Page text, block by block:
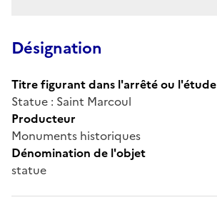
Désignation
Titre figurant dans l'arrêté ou l'étude
Statue : Saint Marcoul
Producteur
Monuments historiques
Dénomination de l'objet
statue